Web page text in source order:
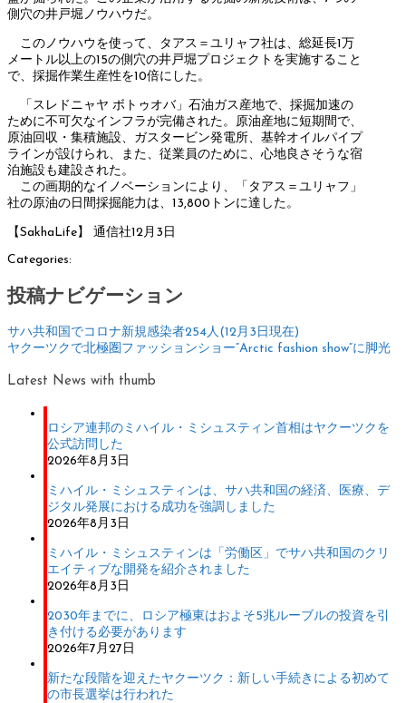
側穴の井戸堀ノウハウだ。
このノウハウを使って、タアス＝ユリャフ社は、総延長1万
メートル以上の15の側穴の井戸堀プロジェクトを実施すること
で、採掘作業生産性を10倍にした。
「スレドニャヤ ボトゥオバ」石油ガス産地で、採掘加速の
ために不可欠なインフラが完備された。原油産地に短期間で、
原油回収・集積施設、ガスタービン発電所、基幹オイルパイプ
ラインが設けられ、また、従業員のために、心地良さそうな宿
泊施設も建設された。
この画期的なイノベーションにより、「タアス＝ユリャフ」
社の原油の日間採掘能力は、13,800トンに達した。
【SakhaLife】 通信社12月3日
Categories:
投稿ナビゲーション
サハ共和国でコロナ新規感染者254人(12月3日現在)
ヤクーツクで北極圏ファッションショー”Arctic fashion show”に脚光
Latest News with thumb
ロシア連邦のミハイル・ミシュスティン首相はヤクーツクを
公式訪問した
2026年8月3日
ミハイル・ミシュスティンは、サハ共和国の経済、医療、デ
ジタル発展における成功を強調しました
2026年8月3日
ミハイル・ミシュスティンは「労働区」でサハ共和国のクリ
エイティブな開発を紹介されました
2026年8月3日
2030年までに、ロシア極東はおよそ5兆ルーブルの投資を引
き付ける必要があります
2026年7月27日
新たな段階を迎えたヤクーツク：新しい手続きによる初めて
の市長選挙は行われた